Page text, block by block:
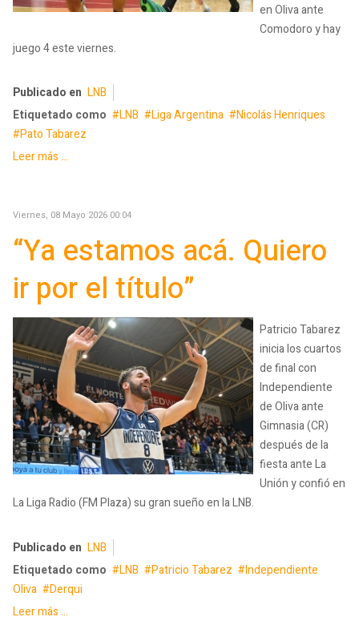
en Oliva ante
Comodoro y hay
juego 4 este viernes.
Publicado en LNB
Etiquetado como
LNB Liga Argentina
Nicolás Henriques
Pato Tabarez
Leer más ...
Viernes, 08 Mayo 2026 00:04
“Ya estamos acá. Quiero
ir por el título”
Patricio Tabarez
inicia los cuartos
de final con
Independiente
de Oliva ante
Gimnasia (CR)
después de la
fiesta ante La
Unión y confió en
La Liga Radio (FM Plaza) su gran sueño en la LNB.
Publicado en LNB
Etiquetado como
LNB Patricio Tabarez
Independiente
Oliva
Derqui
Leer más ...